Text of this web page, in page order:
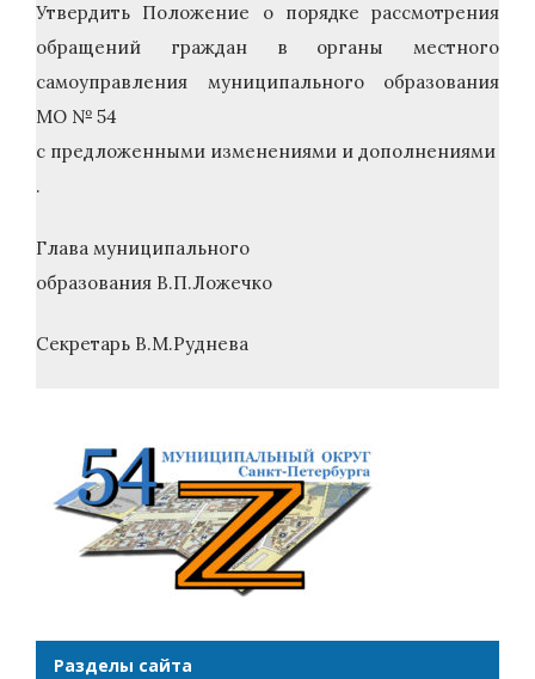
Утвердить Положение о порядке рассмотрения
обращений граждан в органы местного
самоуправления муниципального образования
МО № 54
с предложенными изменениями и дополнениями
.
Глава муниципального
образования В.П.Ложечко
Секретарь В.М.Руднева
Разделы сайта